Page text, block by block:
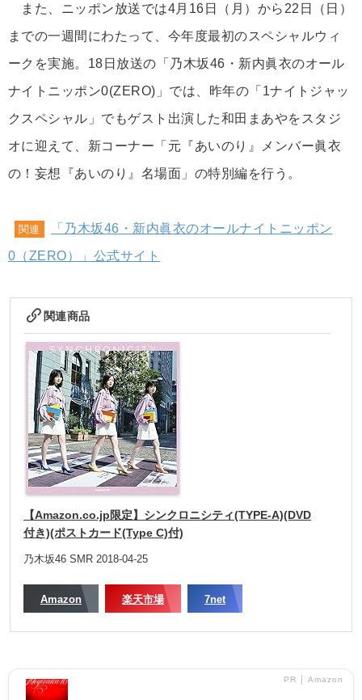
また、ニッポン放送では4月16日（月）から22日（日）
までの一週間にわたって、今年度最初のスペシャルウィ
ークを実施。18日放送の「乃木坂46・新内眞衣のオール
ナイトニッポン0(ZERO)」では、昨年の「1ナイトジャッ
クスペシャル」でもゲスト出演した和田まあやをスタジ
オに迎えて、新コーナー「元『あいのり』メンバー眞衣
の！妄想『あいのり』名場面」の特別編を行う。
関連
「乃木坂46・新内眞衣のオールナイトニッポン
0（ZERO）」公式サイト
関連商品
【Amazon.co.jp限定】シンクロニシティ(TYPE-A)(DVD
付き)(ポストカード(Type C)付)
乃木坂46 SMR 2018-04-25
Amazon 楽天市場 7net
PR │ Amazon